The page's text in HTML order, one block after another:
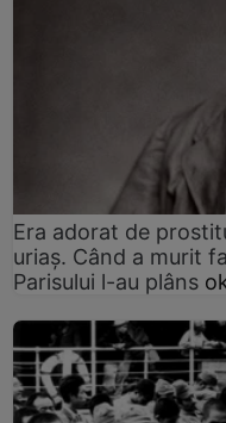
Era adorat de
uriaș. Când a murit
Parisului l-au plâns